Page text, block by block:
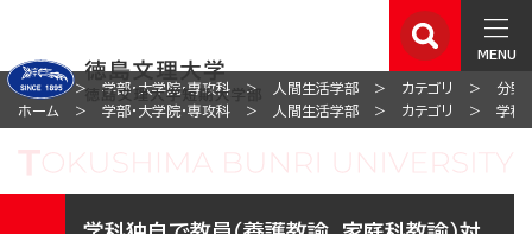
MENU
ホーム 学部・大学院・専攻科 人間生活学部 カテゴリ
分野
ホーム
学部・大学院・専攻科 人間生活学部 カテゴリ 学科